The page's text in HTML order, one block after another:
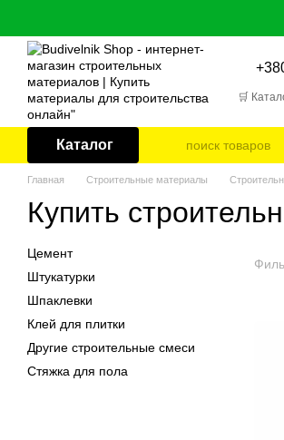
🛒
Каталог
Главная Строительные материалы
Купить
Цемент
Штукатурки
Шпаклевки
Клей для плитки
Другие строительные смеси
Стяжка для пола